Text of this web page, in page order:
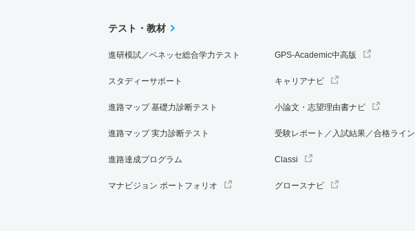
テスト・教材
進研模試／ベネッセ総合学力テスト
スタディーサポート
進路マップ 基礎力診断テスト
進路マップ 実力診断テスト
進路達成プログラム
マナビジョン ポートフォリオ
GPS-Academic中高版
キャリアナビ
小論文・志望理由書ナビ
受験レポート／入試結果／合格ライン
Classi
グロースナビ